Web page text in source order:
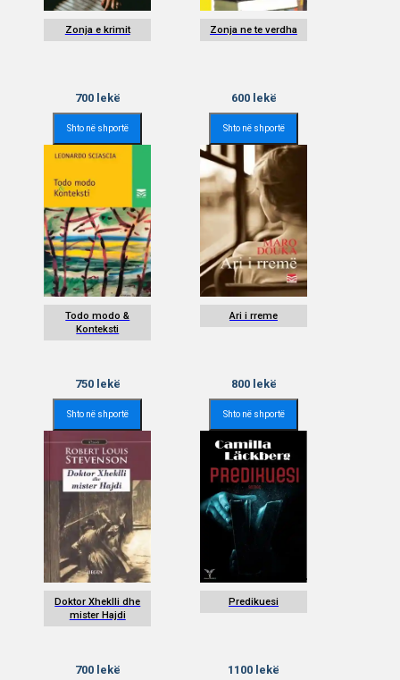
Zonja e krimit
700lekë
Shto në shportë
Zonja ne te verdha
600lekë
Shto në shportë
Todo modo &
Konteksti
750lekë
Shto në shportë
Ari i rreme
800lekë
Shto në shportë
Doktor Xheklli dhe
mister Hajdi
700lekë
Predikuesi
1100 lekë